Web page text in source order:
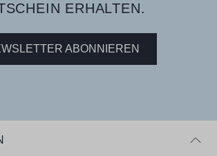
ERHALTEN.
ABONNIEREN